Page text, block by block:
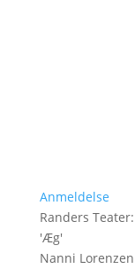
Anmeldelse
Randers Teater:
'Æg'
Nanni